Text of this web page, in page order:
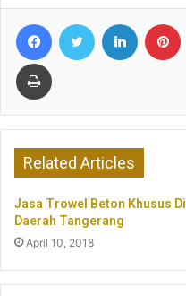
FacebookTwitter LinkedIn
Print
Related Articles
Jasa Trowel Beton Khusus Di
Daerah Tangerang
April 10, 2018